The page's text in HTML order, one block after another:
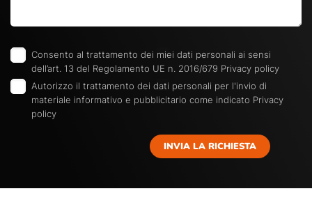
Consento al trattamento dei miei dati personali ai sensi
dell’art. 13 del Regolamento UE n. 2016/679 Privacy policy
Autorizzo il trattamento dei dati personali per l'invio di
materiale informativo e pubblicitario come indicato Privacy
policy
INVIA LA RICHIESTA